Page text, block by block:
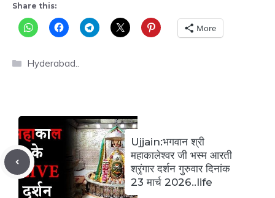
Share this:
More
Categories
Hyderabad..
Ujjain:भगवान श्री
महाकालेश्वर जी भस्म आरती
श्रृंगार दर्शन गुरुवार दिनांक
23 मार्च 2026..life